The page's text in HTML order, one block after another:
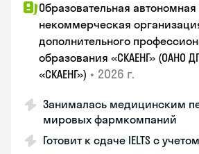
Образовательная автономная
некоммерческая
дополнительного
образования «СКАЕНГ» (ОАНО
«СКАЕНГ») • 2026 г.
Занималась медицинским
мировых фармкомпаний
Готовит к сдаче IELTS с